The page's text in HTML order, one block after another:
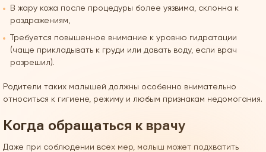
В жару кожа после процедуры более уязвима, склонна к
раздражениям,
Требуется повышенное внимание к уровню гидратации
(чаще прикладывать к груди или давать воду, если врач
разрешил).
Родители таких малышей должны особенно внимательно
относиться к гигиене, режиму и любым признакам недомогания.
Когда обращаться к врачу
Даже при соблюдении всех мер, малыш может подхватить